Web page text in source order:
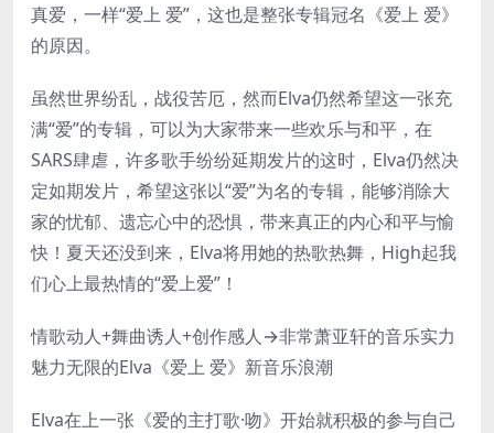
真爱，一样“爱上 爱”，这也是整张专辑冠名《爱上 爱》
的原因。
虽然世界纷乱，战役苦厄，然而Elva仍然希望这一张充
满“爱”的专辑，可以为大家带来一些欢乐与和平，在
SARS肆虐，许多歌手纷纷延期发片的这时，Elva仍然决
定如期发片，希望这张以“爱”为名的专辑，能够消除大
家的忧郁、遗忘心中的恐惧，带来真正的内心和平与愉
快！夏天还没到来，Elva将用她的热歌热舞，High起我
们心上最热情的“爱上爱”！
情歌动人+舞曲诱人+创作感人→非常萧亚轩的音乐实力
魅力无限的Elva《爱上 爱》新音乐浪潮
Elva在上一张《爱的主打歌·吻》开始就积极的参与自己